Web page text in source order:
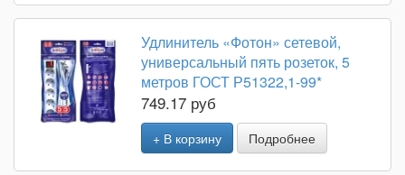
Удлинитель «Фотон» сетевой,
универсальный пять розеток, 5
метров ГОСТ Р51322,1-99*
749.17 руб
+ В корзину Подробнее